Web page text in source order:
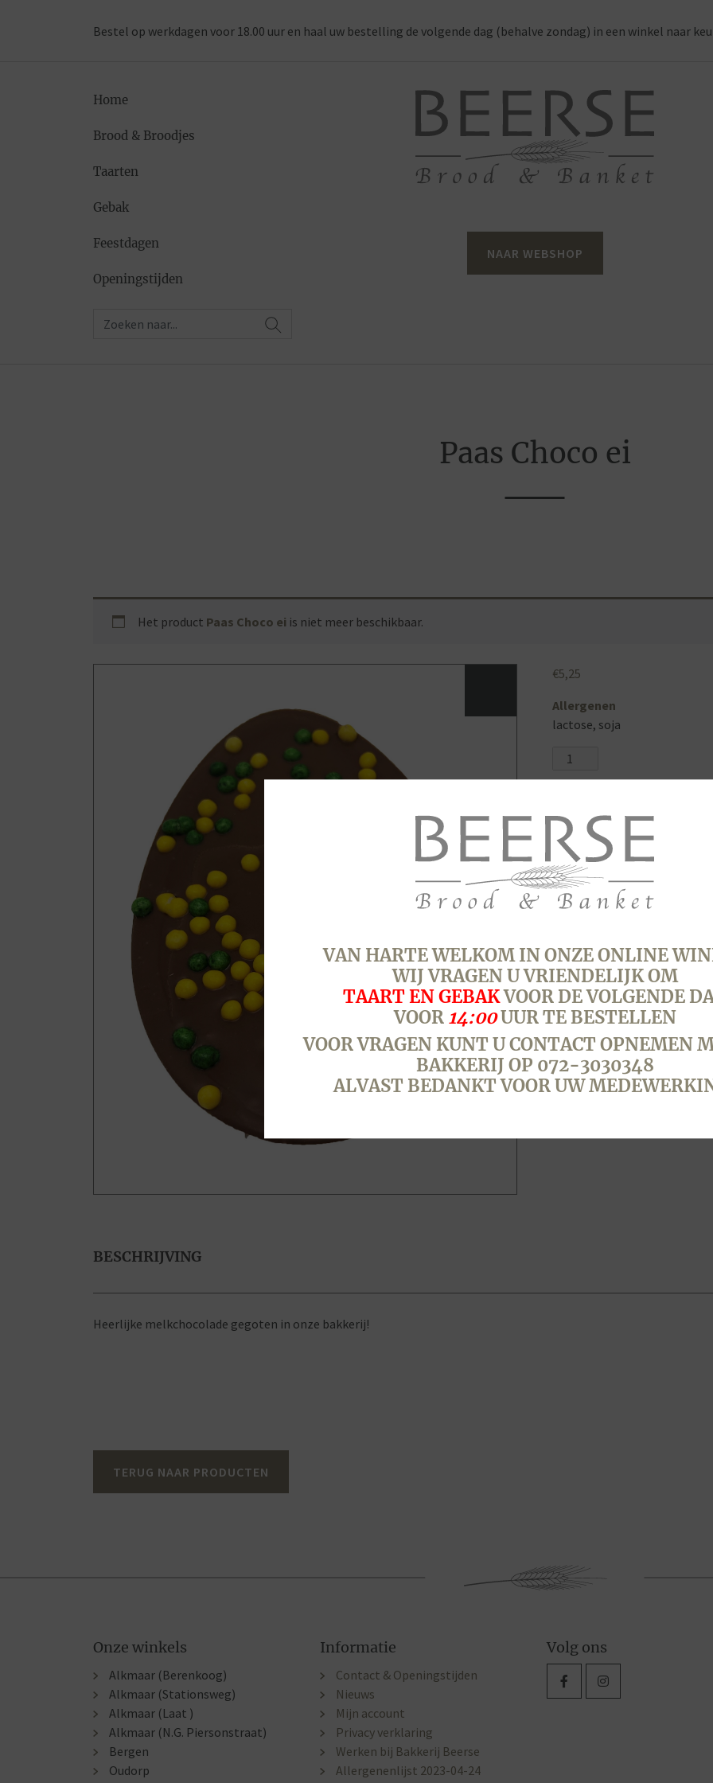
Bestel op werkdagen voor 18.00 uur en haal uw bestelling de volgende dag (behalve zondag) in een winkel naar
Home
Brood & Broodjes
Taarten
Gebak
Feestdagen
Openingstijden
NAAR WEBSHOP
Paas Choco ei
Het product Paas Choco ei is niet meer beschikbaar.
€5,25
Allergenen
lactose, soja
Paas
aantal
SKU:9720 Categorie:
BESCHRIJVING
Heerlijke melkchocolade gegoten in onze bakkerij!
TERUG NAAR PRODUCTEN
Onze winkels
Alkmaar (Berenkoog)
Alkmaar (Stationsweg)
Alkmaar (Laat )
Alkmaar (N.G. Piersonstraat)
Bergen
Oudorp
Informatie
Contact & Openingstijden
Nieuws
Mijn account
Privacy verklaring
Werken bij Bakkerij Beerse
Allergenenlijst 2023-04-24
Volg ons
VAN HARTE WELKOM IN ONZE ONLINE
WIJ VRAGEN U VRIENDELIJK OM
TAART EN GEBAKVOOR DE VOLGENDE
VOOR 14:00UUR TE BESTELLEN
VOOR VRAGEN KUNT U CONTACT OPNEMEN
BAKKERIJ OP 072-3030348
ALVAST BEDANKT VOOR UW